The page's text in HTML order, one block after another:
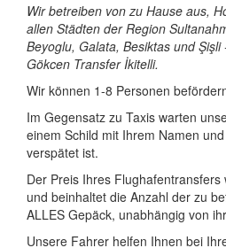
Wir betreiben von zu Hause aus,
allen Städten der Region
Beyoglu, Galata, Besiktas und
Gökcen Transfer İkitelli.
Wir können 1-8 Personen
Im Gegensatz zu Taxis warten
einem Schild mit Ihrem Namen
verspätet ist.
Der Preis Ihres
und beinhaltet die Anzahl der zu
ALLES Gepäck, unabhängig von
Unsere Fahrer helfen Ihnen bei